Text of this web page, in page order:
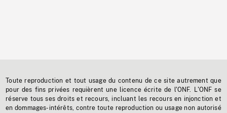
Toute reproduction et tout usage du contenu de ce site autrement que
pour des fins privées requièrent une licence écrite de l'ONF. L'ONF se
réserve tous ses droits et recours, incluant les recours en injonction et
en dommages-intérêts, contre toute reproduction ou usage non autorisé